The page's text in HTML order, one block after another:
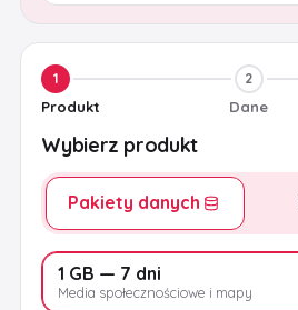
1
Produkt
2
Dane
Wybierz produkt
Pakiety danych
1 GB — 7 dni
Media społecznościowe i mapy